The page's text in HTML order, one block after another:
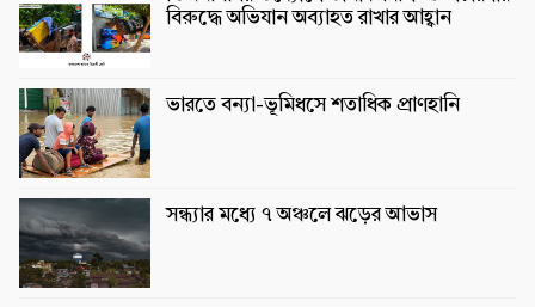
বিরুদ্ধে অভিযান অব্যাহত রাখার আহ্বান
ভারতে বন্যা-ভূমিধসে শতাধিক প্রাণহানি
সন্ধ্যার মধ্যে ৭ অঞ্চলে ঝড়ের আভাস